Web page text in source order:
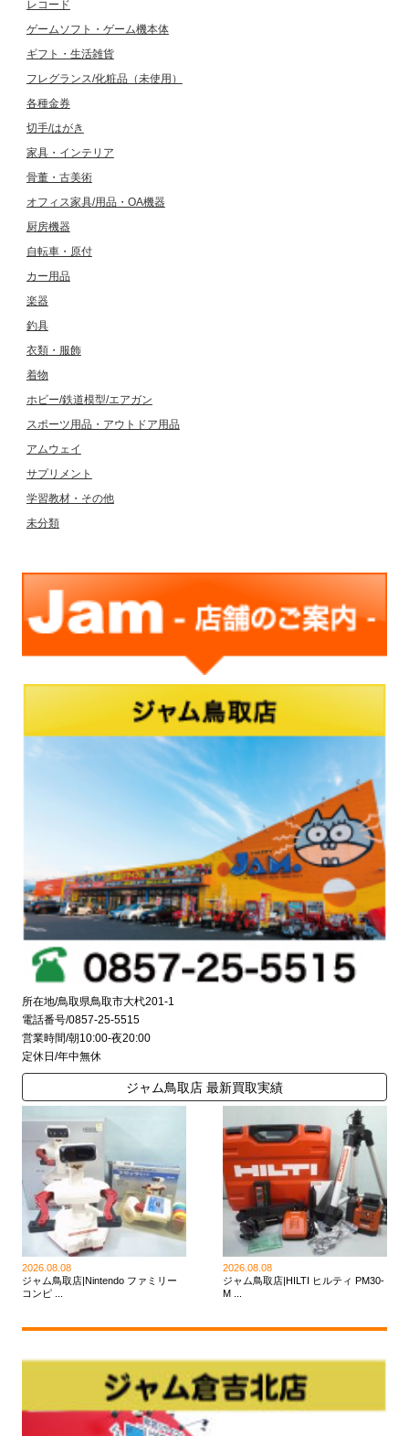
レコード
ゲームソフト・ゲーム機本体
ギフト・生活雑貨
フレグランス/化粧品（未使用）
各種金券
切手/はがき
家具・インテリア
骨董・古美術
オフィス家具/用品・OA機器
厨房機器
自転車・原付
カー用品
楽器
釣具
衣類・服飾
着物
ホビー/鉄道模型/エアガン
スポーツ用品・アウトドア用品
アムウェイ
サプリメント
学習教材・その他
未分類
所在地/鳥取県鳥取市大杙201-1
電話番号/0857-25-5515
営業時間/朝10:00-夜20:00
定休日/年中無休
ジャム鳥取店 最新買取実績
2026.08.08
ジャム鳥取店|Nintendo ファミリー
コンピ ...
2026.08.08
ジャム鳥取店|HILTI ヒルティ PM30-
M ...